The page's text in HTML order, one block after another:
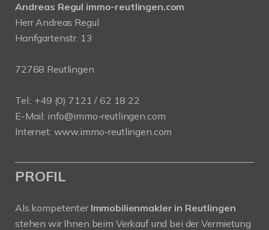
Andreas Regul immo-reutlingen.com
Herr Andreas Regul
Hanfgartenstr. 13
72768 Reutlingen
Tel.: +49 (0) 7121 / 62 18 22
E-Mail: info@immo-reutlingen.com
Internet: www.immo-reutlingen.com
PROFIL
Als kompetenter Immobilienmakler in Reutlingen
stehen wir Ihnen beim Verkauf und bei der Vermietung